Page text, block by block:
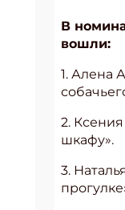
В
вошли:
1. Алена
2.
шкафу».
3.